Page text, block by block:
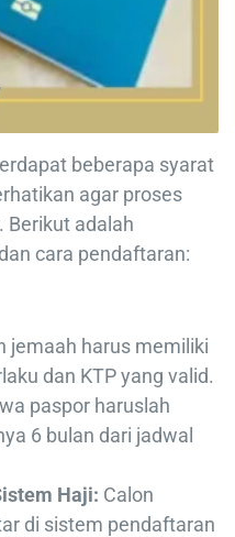
beberapa syarat
agar proses
Berikut adalah
cara pendaftaran:
jemaah harus memiliki
dan KTP yang valid.
paspor haruslah
6 bulan dari jadwal
Haji: Calon
di sistem pendaftaran